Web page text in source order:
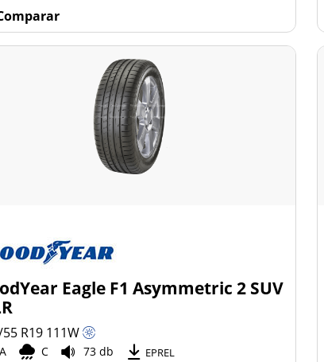
Eagle F1 Asymmetric 2 SUV
R19 111W
A C 73 db EPREL